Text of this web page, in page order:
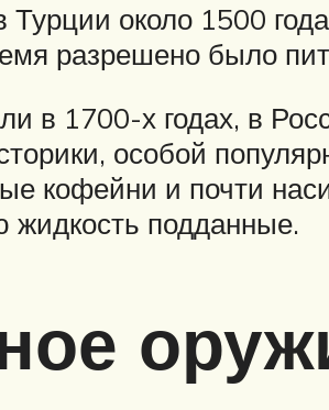
около 1500
разрешено было
в 1700-х годах, в
особой
кофейни и почти
жидкость подданные.